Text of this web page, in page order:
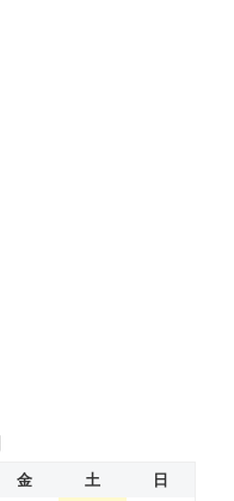
金 土
日